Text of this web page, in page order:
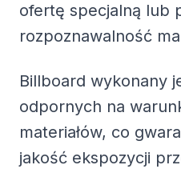
ofertę specjalną lub
rozpoznawalność
Billboard wykonany
odpornych na
materiałów, co
jakość ekspozycji